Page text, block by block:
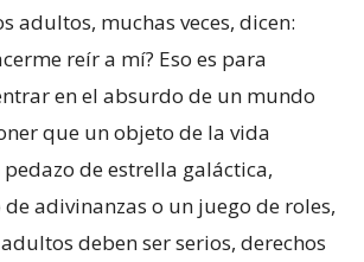
adultos, muchas veces, dicen:
reír a mí? Eso es para
en el absurdo de un mundo
que un objeto de la vida
de estrella galáctica,
adivinanzas o un juego de roles,
deben ser serios, derechos